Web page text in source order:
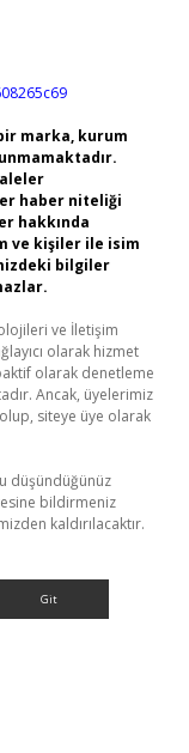
marka, kurum
haber niteliği
hakkında
ve kişiler ile isim
bilgiler
ve İletişim
olarak hizmet
olarak denetleme
Ancak, üyelerimiz
siteye üye olarak
düşündüğünüz
bildirmeniz
kaldırılacaktır.